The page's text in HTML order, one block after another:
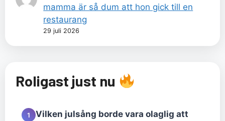
mamma är så dum att hon gick till en
restaurang
29 juli 2026
Roligast just nu
1
Vilken julsång borde vara olaglig att